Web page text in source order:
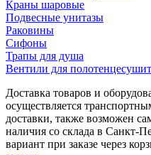
Краны шаровые
Подвесные унитазы
Раковины
Сифоны
Трапы для душа
Вентили для
Доставка товаров и
осуществляется
доставки, также возможен
наличия со склада в Санкт-
вариант при заказе через